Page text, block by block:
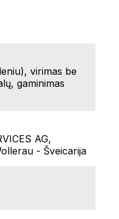
virimas be
gaminimas
AG,
- Šveicarija